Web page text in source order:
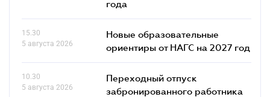
года
15.30
5 августа 2026
Новые образовательные
ориентиры от НАГС на 2027 год
10.30
5 августа 2026
Переходный отпуск
забронированного работника